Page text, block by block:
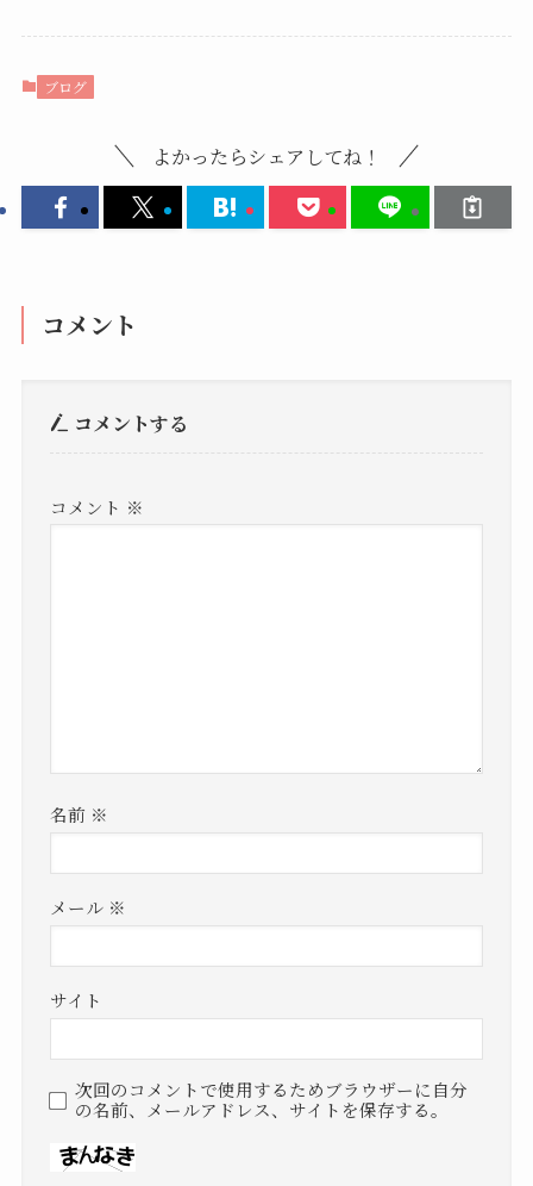
ブログ
よかったらシェアしてね！
コメント
コメントする
コメント ※
名前 ※
メール ※
サイト
次回のコメントで使用するためブラウザーに自分
の名前、メールアドレス、サイトを保存する。